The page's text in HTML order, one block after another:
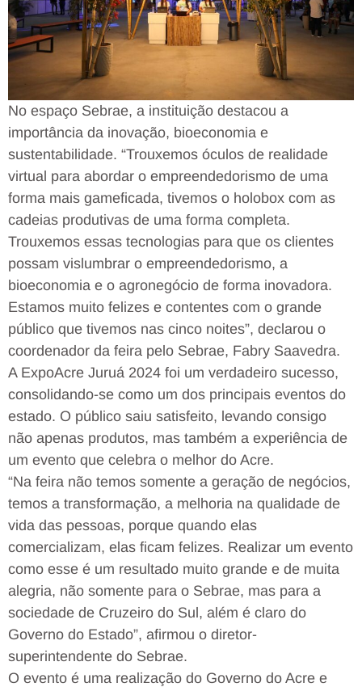
No espaço Sebrae, a instituição destacou a
importância da inovação, bioeconomia e
sustentabilidade. “Trouxemos óculos de realidade
virtual para abordar o empreendedorismo de uma
forma mais gameficada, tivemos o holobox com as
cadeias produtivas de uma forma completa.
Trouxemos essas tecnologias para que os clientes
possam vislumbrar o empreendedorismo, a
bioeconomia e o agronegócio de forma inovadora.
Estamos muito felizes e contentes com o grande
público que tivemos nas cinco noites”, declarou o
coordenador da feira pelo Sebrae, Fabry Saavedra.
A ExpoAcre Juruá 2024 foi um verdadeiro sucesso,
consolidando-se como um dos principais eventos do
estado. O público saiu satisfeito, levando consigo
não apenas produtos, mas também a experiência de
um evento que celebra o melhor do Acre.
“Na feira não temos somente a geração de negócios,
temos a transformação, a melhoria na qualidade de
vida das pessoas, porque quando elas
comercializam, elas ficam felizes. Realizar um evento
como esse é um resultado muito grande e de muita
alegria, não somente para o Sebrae, mas para a
sociedade de Cruzeiro do Sul, além é claro do
Governo do Estado”, afirmou o diretor-
superintendente do Sebrae.
O evento é uma realização do Governo do Acre e